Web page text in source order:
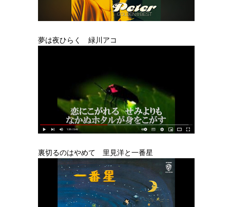
夢は夜ひらく 緑川アコ
裏切るのはやめて 里見洋と一番星